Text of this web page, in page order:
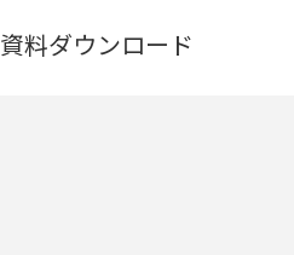
資料ダウンロード